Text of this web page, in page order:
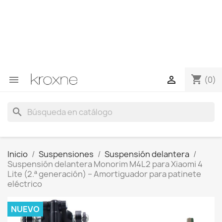
 shopping_cart (0)

search
Inicio Suspensiones
Suspensión delantera
Suspensión delantera Monorim M4L2 para Xiaomi 4
Lite (2.ª generación) – Amortiguador para patinete
eléctrico
NUEVO